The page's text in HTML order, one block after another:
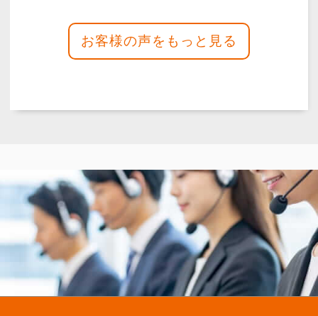
と思います。急な変更などにも対応して頂
き、いろいろな事に融通を利かせて頂き、
見積も丁寧な説明でした。分か
りやすかったです。
2026年06月
泉屋 東大阪瓢箪山メモリア
ルホール
（〒579-8047 大阪府 東大阪市